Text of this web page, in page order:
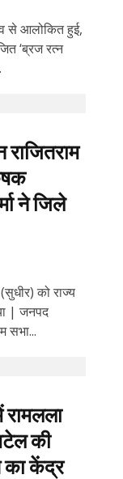
से आलोकित हुई,
‘ब्रज रत्न
ने जिले
को राज्य
| जनपद
सभा...
रामलला
की
केंद्र